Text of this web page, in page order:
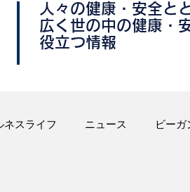
人々の健康・安全と
広く世の中の健康・
​役立つ情報
ネスライフ ニュース ビーガ